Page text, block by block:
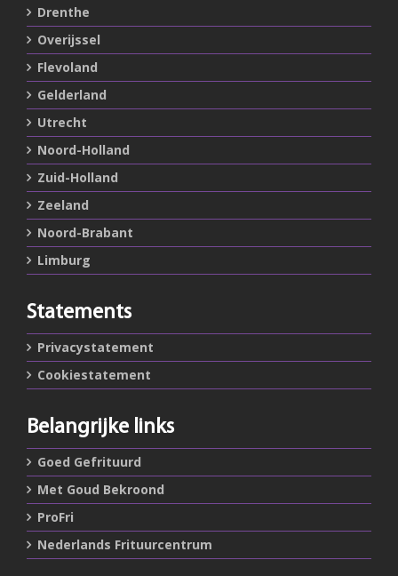
Drenthe
Overijssel
Flevoland
Gelderland
Utrecht
Noord-Holland
Zuid-Holland
Zeeland
Noord-Brabant
Limburg
Statements
Privacystatement
Cookiestatement
Belangrijke links
Goed Gefrituurd
Met Goud Bekroond
ProFri
Nederlands Frituurcentrum